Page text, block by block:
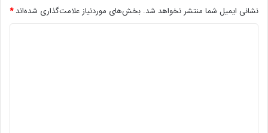
نشانی ایمیل شما منتشر نخواهد شد. بخش‌های موردنیاز علامت‌گذاری شده‌اند*